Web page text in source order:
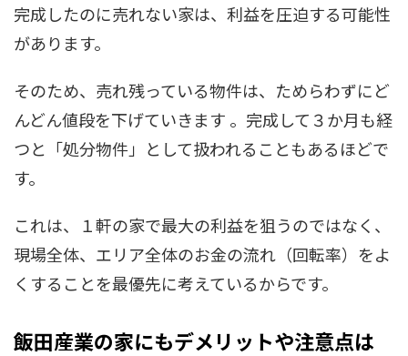
完成したのに売れない家は、利益を圧迫する可能性
があります。
そのため、売れ残っている物件は、ためらわずにど
んどん値段を下げていきます 。完成して３か月も経
つと「処分物件」として扱われることもあるほどで
す。
これは、１軒の家で最大の利益を狙うのではなく、
現場全体、エリア全体のお金の流れ（回転率）をよ
くすることを最優先に考えているからです。
飯田産業の家にもデメリットや注意点は